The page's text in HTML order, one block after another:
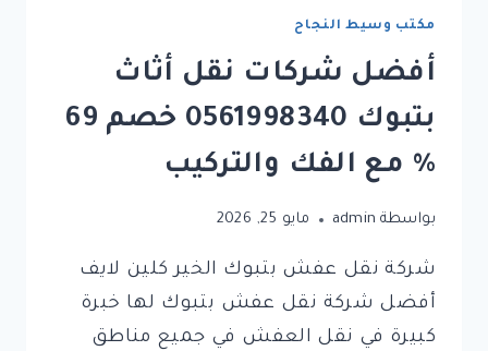
مكتب وسيط النجاح
أفضل شركات نقل أثاث
بتبوك 0561998340 خصم 69
% مع الفك والتركيب
بواسطة admin مايو 25, 2026
شركة نقل عفش بتبوك الخير كلين لايف
أفضل شركة نقل عفش بتبوك لها خبرة
كبيرة في نقل العفش في جميع مناطق